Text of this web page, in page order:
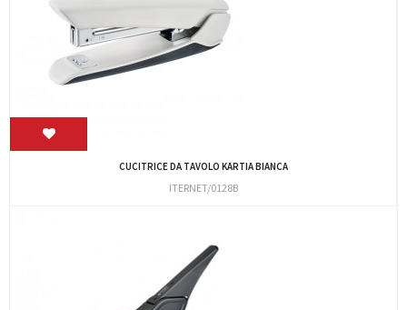
CUCITRICE DA TAVOLO KARTIA BIANCA
ITERNET/0128B